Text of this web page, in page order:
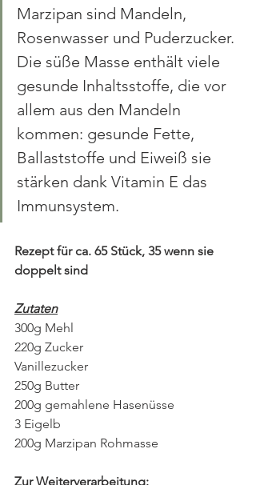
Marzipan sind Mandeln,
Rosenwasser und Puderzucker.
Die süße Masse enthält viele
gesunde Inhaltsstoffe, die vor
allem aus den Mandeln
kommen: gesunde Fette,
Ballaststoffe und Eiweiß sie
stärken dank Vitamin E das
Immunsystem.
Rezept für ca. 65 Stück, 35 wenn sie
doppelt sind
Zutaten
300g Mehl
220g Zucker
Vanillezucker
250g Butter
200g gemahlene Hasenüsse
3 Eigelb
200g Marzipan Rohmasse
Zur Weiterverarbeitung: